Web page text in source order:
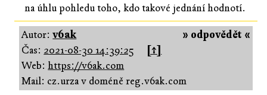
na úhlu pohledu toho, kdo takové jednání hodnotí.
» odpovědět «
Autor:v6ak
Čas: 2021-08-30 14:39:25
[↑]
Web:https://v6ak.com
Mail: cz.urza v doméně reg.v6ak.com